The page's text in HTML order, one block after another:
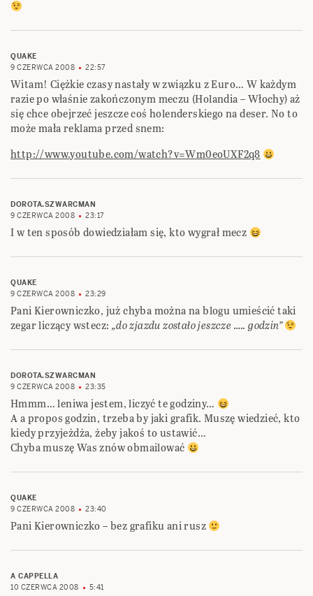
QUAKE
9 CZERWCA 2008
22:57
Witam! Ciężkie czasy nastały w związku z Euro… W każdym
razie po właśnie zakończonym meczu (Holandia – Włochy) aż
się chce obejrzeć jeszcze coś holenderskiego na deser. No to
może mała reklama przed snem:
http://www.youtube.com/watch?v=Wm0eoUXF2q8
DOROTA.SZWARCMAN
9 CZERWCA 2008
23:17
I w ten sposób dowiedziałam się, kto wygrał mecz
QUAKE
9 CZERWCA 2008
23:29
Pani Kierowniczko, już chyba można na blogu umieścić taki
zegar liczący wstecz: „do zjazdu zostało jeszcze ….. godzin”
DOROTA.SZWARCMAN
9 CZERWCA 2008
23:35
Hmmm… leniwa jestem, liczyć te godziny…
A a propos godzin, trzeba by jaki grafik. Muszę wiedzieć, kto
kiedy przyjeżdża, żeby jakoś to ustawić…
Chyba muszę Was znów obmailować
QUAKE
9 CZERWCA 2008
23:40
Pani Kierowniczko – bez grafiku ani rusz
A CAPPELLA
10 CZERWCA 2008
5:41